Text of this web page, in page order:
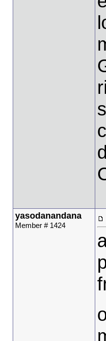
yasodanandana
Member # 1424